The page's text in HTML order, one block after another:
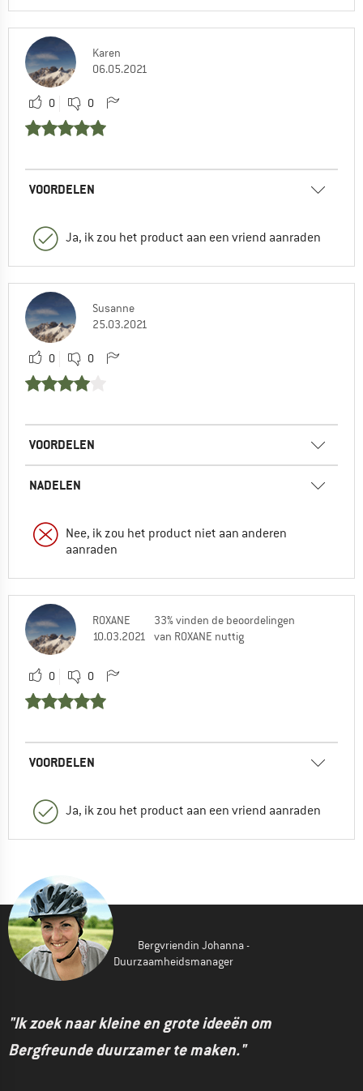
Karen
06.05.2021
0 0
VOORDELEN
Ja, ik zou het product aan een vriend aanraden
Susanne
25.03.2021
0 0
VOORDELEN
NADELEN
Nee, ik zou het product niet aan anderen
aanraden
ROXANE
10.03.2021
33% vinden de beoordelingen
van ROXANE nuttig
0 0
VOORDELEN
Ja, ik zou het product aan een vriend aanraden
Bergvriendin Johanna -
Duurzaamheidsmanager
"Ik zoek naar kleine en grote ideeën om
Bergfreunde duurzamer te maken."